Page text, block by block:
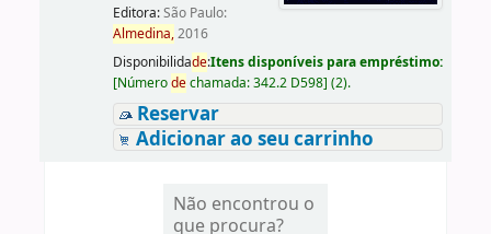
Editora:São Paulo:
Almedina,2016
Disponibilidade:Itens disponíveis para empréstimo:
[Númerodechamada:342.2 D598] (2).
Reservar
Adicionar ao seu carrinho
Não encontrou o
que procura?